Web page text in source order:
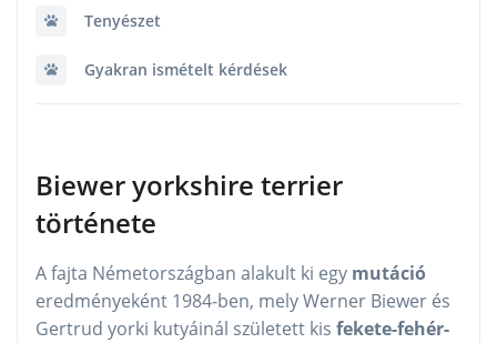
Tenyészet
Gyakran ismételt kérdések
Biewer yorkshire terrier
története
A fajta Németországban alakult ki egy mutáció
eredményeként 1984-ben, mely Werner Biewer és
Gertrud yorki kutyáinál született kis fekete-fehér-